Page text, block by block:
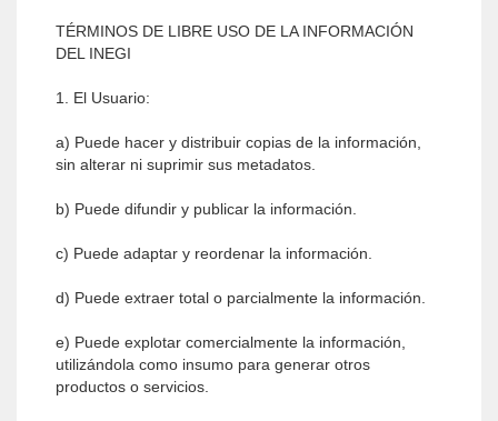
TÉRMINOS DE LIBRE USO DE LA INFORMACIÓN
DEL INEGI
1. El Usuario:
a) Puede hacer y distribuir copias de la información,
sin alterar ni suprimir sus metadatos.
b) Puede difundir y publicar la información.
c) Puede adaptar y reordenar la información.
d) Puede extraer total o parcialmente la información.
e) Puede explotar comercialmente la información,
utilizándola como insumo para generar otros
productos o servicios.